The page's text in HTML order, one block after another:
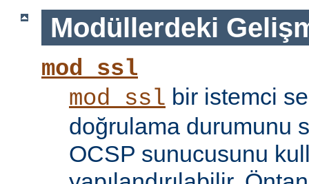
Modüllerdeki
mod_ssl
mod_ssl bir istemci
doğrulama durumunu
OCSP sunucusunu